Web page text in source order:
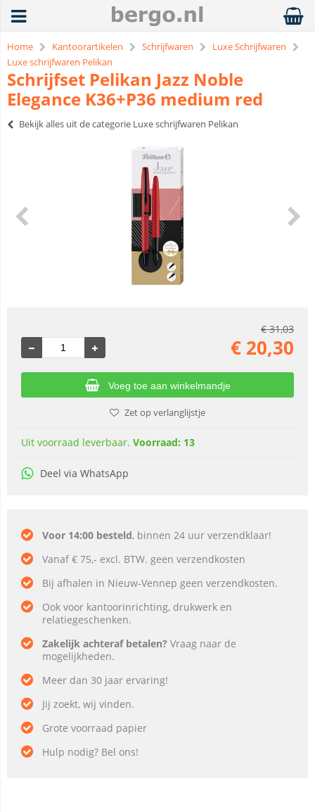
Home Kantoorartikelen Schrijfwaren
Luxe Schrijfwaren
Luxe schrijfwaren Pelikan
Schrijfset Pelikan Jazz Noble
Elegance K36+P36 medium red
Bekijk alles uit de categorie Luxe schrijfwaren Pelikan
€31,03
€ 20,30
Voeg toe aan winkelmandje
Zet op verlanglijstje
Uit voorraad leverbaar. Voorraad: 13
Deel via WhatsApp
Voor 14:00 besteld, binnen 24 uur verzendklaar!
Vanaf € 75,- excl. BTW. geen verzendkosten
Bij afhalen in Nieuw-Vennep geen verzendkosten.
Ook voor kantoorinrichting, drukwerk en
relatiegeschenken.
Zakelijk achteraf betalen? Vraag naar de
mogelijkheden.
Meer dan 30 jaar ervaring!
Jij zoekt, wij vinden.
Grote voorraad papier
Hulp nodig? Bel ons!